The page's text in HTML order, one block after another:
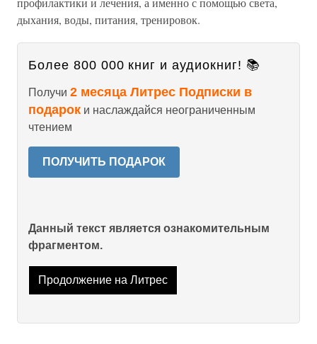
дыхания, воды, питания, тренировок.
Более 800 000 книг и аудиокниг! 📚
Получи 2 месяца Литрес Подписки в
подарок и наслаждайся неограниченным
чтением
ПОЛУЧИТЬ ПОДАРОК
Данный текст является ознакомительным
фрагментом.
Продолжение на Литрес